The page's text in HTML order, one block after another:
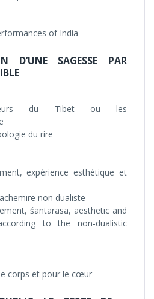
of India
D’UNE SAGESSE PAR
du Tibet ou les
du rire
expérience esthétique et
non dualiste
śāntarasa, aesthetic and
to the non-dualistic
corps et pour le cœur